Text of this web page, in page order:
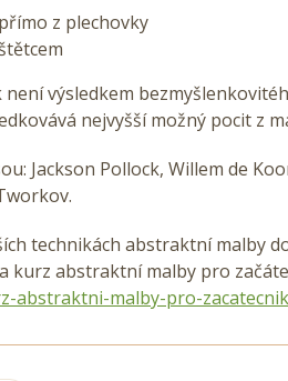
z plechovky
výsledkem
nejvyšší možný pocit z
Jackson Pollock, Willem de
technikách abstraktní malby
kurz abstraktní malby pro
abstraktni-malby-pro-